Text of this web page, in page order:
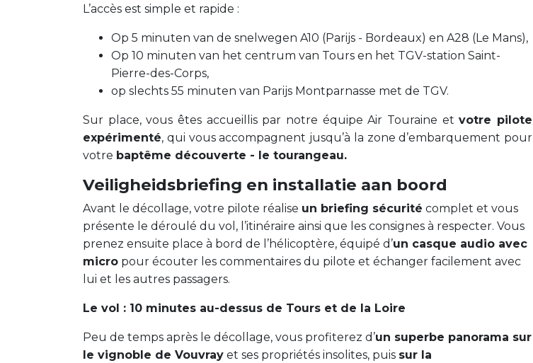
L’accès est simple et rapide :
Op 5 minuten van de snelwegen A10 (Parijs - Bordeaux) en A28 (Le Mans),
Op 10 minuten van het centrum van Tours en het TGV-station Saint-
Pierre-des-Corps,
op slechts 55 minuten van Parijs Montparnasse met de TGV.
Sur place, vous êtes accueillis par notre équipe Air Touraine etvotre pilote
expérimenté, qui vous accompagnent jusqu’à la zone d’embarquement pour
votre baptême découverte - le tourangeau.
Veiligheidsbriefing en installatie aan boord
Avant le décollage, votre pilote réalise un briefing sécurité complet et vous
présente le déroulé du vol, l’itinéraire ainsi que les consignes à respecter. Vous
prenez ensuite place à bord de l’hélicoptère, équipé d’un casque audio avec
micro pour écouter les commentaires du pilote et échanger facilement avec
lui et les autres passagers.
Le vol : 10 minutes au-dessus de Tours et de la Loire
Peu de temps après le décollage, vous profiterez d’un superbe panorama sur
le vignoble de Vouvray et ses propriétés insolites, puis sur la